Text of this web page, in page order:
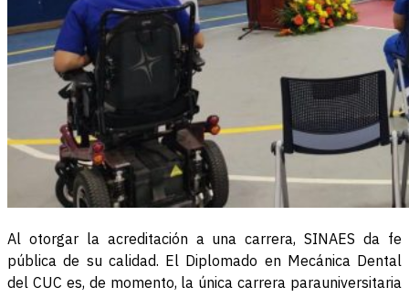
Al otorgar la acreditación a una carrera, SINAES da fe
pública de su calidad. El Diplomado en Mecánica Dental
del CUC es, de momento, la única carrera parauniversitaria